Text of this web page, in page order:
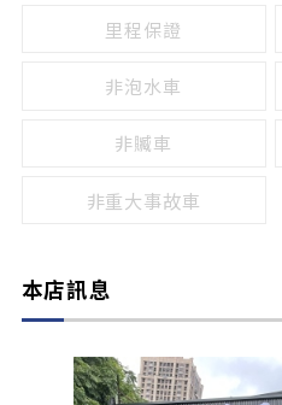
里程保證
非泡水車
非贓車
非重大事故車
本店訊息